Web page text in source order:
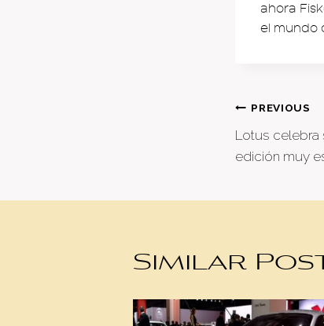
ahora
el mundo
Post
PREVIOUS
Lotus celebra
edición muy
Similar